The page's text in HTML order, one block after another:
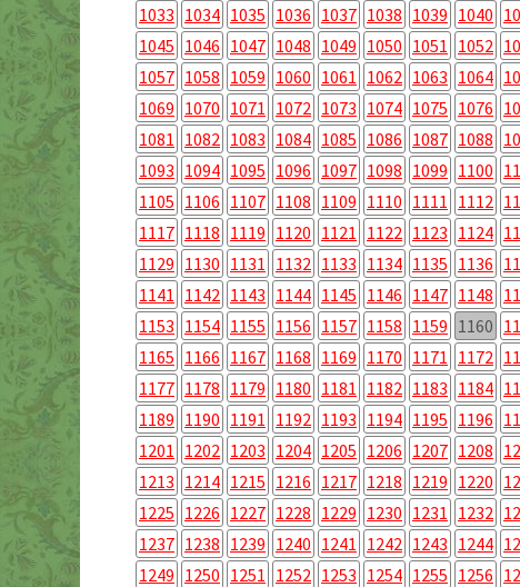
1033 1034 1035 1036 1037 1038 1039 1040
1045 1046 1047 1048 1049 1050 1051 1052
1057 1058 1059 1060 1061 1062 1063 1064
1069 1070 1071 1072 1073 1074 1075 1076
1081 1082 1083 1084 1085 1086 1087 1088
1093 1094 1095 1096 1097 1098 1099 1100
1105 1106 1107 1108 1109 1110 1111 1112
1117 1118 1119 1120 1121 1122 1123 1124
1129 1130 1131 1132 1133 1134 1135 1136
1141 1142 1143 1144 1145 1146 1147 1148
1153 1154 1155 1156 1157 1158 1159 1160
1165 1166 1167 1168 1169 1170 1171 1172
1177 1178 1179 1180 1181 1182 1183 1184
1189 1190 1191 1192 1193 1194 1195 1196
1201 1202 1203 1204 1205 1206 1207 1208
1213 1214 1215 1216 1217 1218 1219 1220
1225 1226 1227 1228 1229 1230 1231 1232
1237 1238 1239 1240 1241 1242 1243 1244
1249 1250 1251 1252 1253 1254 1255 1256